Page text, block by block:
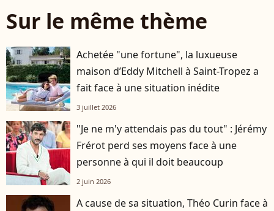
Sur le même thème
Achetée "une fortune", la luxueuse
maison d’Eddy Mitchell à Saint-Tropez a
fait face à une situation inédite
3 juillet 2026
"Je ne m'y attendais pas du tout" : Jérémy
Frérot perd ses moyens face à une
personne à qui il doit beaucoup
2 juin 2026
A cause de sa situation, Théo Curin face à